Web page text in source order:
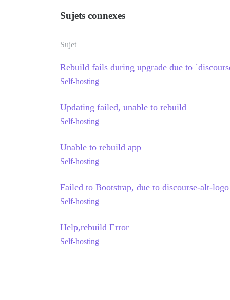
Sujets connexes
Sujet
Rebuild fails during upgrade due to
Self-hosting
Updating failed, unable to rebuild
Self-hosting
Unable to rebuild app
Self-hosting
Failed to Bootstrap, due to discourse-alt-
Self-hosting
Help,rebuild Error
Self-hosting